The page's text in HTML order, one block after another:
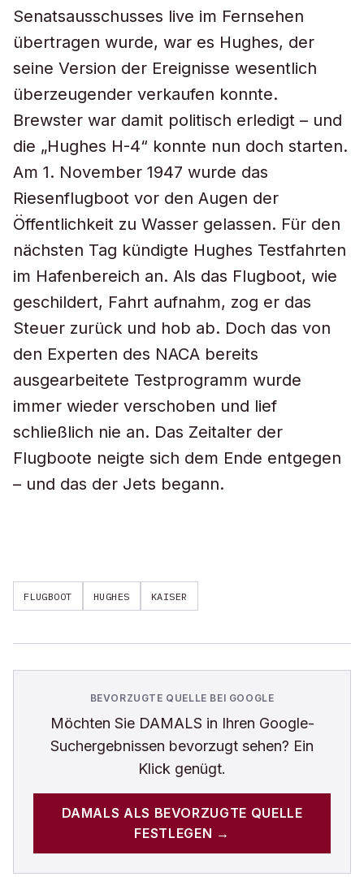
Senatsausschusses live im Fernsehen
übertragen wurde, war es Hughes, der
seine Version der Ereignisse wesentlich
überzeugender verkaufen konnte.
Brewster war damit politisch erledigt – und
die „Hughes H-4“ konnte nun doch starten.
Am 1. November 1947 wurde das
Riesenflugboot vor den Augen der
Öffentlichkeit zu Wasser gelassen. Für den
nächsten Tag kündigte Hughes Testfahrten
im Hafenbereich an. Als das Flugboot, wie
geschildert, Fahrt aufnahm, zog er das
Steuer zurück und hob ab. Doch das von
den Experten des NACA bereits
ausgearbeitete Testprogramm wurde
immer wieder verschoben und lief
schließlich nie an. Das Zeitalter der
Flugboote neigte sich dem Ende entgegen
– und das der Jets begann.
FLUGBOOT HUGHES KAISER
BEVORZUGTE QUELLE BEI GOOGLE
Möchten Sie DAMALS in Ihren Google-
Suchergebnissen bevorzugt sehen? Ein
Klick genügt.
DAMALS ALS BEVORZUGTE QUELLE
FESTLEGEN →